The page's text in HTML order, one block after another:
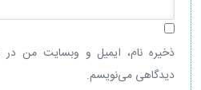
ذخیره نام، ایمیل و وبسایت من در
دیدگاهی می‌نویسم.